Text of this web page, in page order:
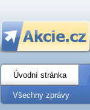
Úvodní stránka
Všechny zprávy